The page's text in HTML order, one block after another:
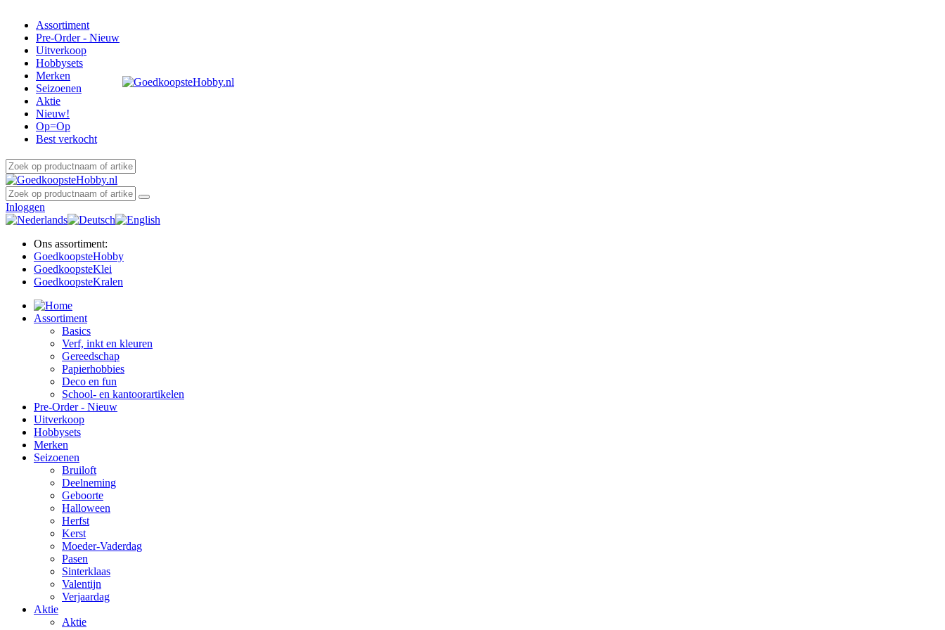
Assortiment
Pre-Order - Nieuw
Uitverkoop
Hobbysets
Merken
Seizoenen
Aktie
Nieuw!
Op=Op
Best verkocht
Inloggen
Ons assortiment:
GoedkoopsteHobby
GoedkoopsteKlei
GoedkoopsteKralen
Assortiment
Basics
Verf, inkt en kleuren
Gereedschap
Papierhobbies
Deco en fun
School- en kantoorartikelen
Pre-Order - Nieuw
Uitverkoop
Hobbysets
Merken
Seizoenen
Bruiloft
Deelneming
Geboorte
Halloween
Herfst
Kerst
Moeder-Vaderdag
Pasen
Sinterklaas
Valentijn
Verjaardag
Aktie
Aktie